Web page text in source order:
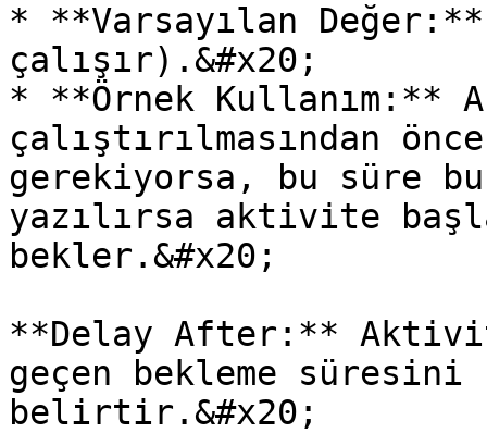
* **Varsayılan Değer:**
çalışır).&#x20;
* **Örnek Kullanım:**
çalıştırılmasından
gerekiyorsa, bu süre
yazılırsa aktivite
bekler.&#x20;
**Delay After:**
geçen bekleme
belirtir.&#x20;